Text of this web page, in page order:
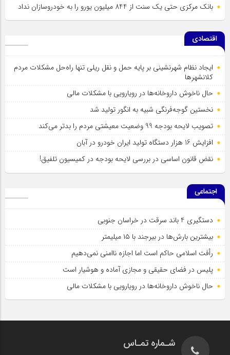
بانک مرکزی حتی یک سنت از 844 میلیون یورو را به خودروسازان نداد
اقتصادی
ایجاد نظام شهرنشینی بر پایه حمل و نقل ریلی تنها راه‌حل مشکلات مردم
کلانشهرها
حال ناخوش داروخانه‌ها در رویارویی با مشکلات مالی
نخستین گوجه‌فرنگی شبیه به انگور تولید شد
تصویب لایحه بودجه 99 وضعیت معیشتی مردم را بدتر می‌کند
افزایش 16 هزار دستگاه تولید ایران خودرو در آبان
نقض قانون اساسی در بررسی لایحه بودجه در کمیسیون تلفیق!
اجتماعی
دستگیری 4 باند سرقت در خراسان جنوبی
بیشترین بارش‌ها در بیرجند با ۱۵ میلیمتر
رأفت اسلامی حاکم است اما اجازه ناامنی نمی‌دهیم
پلیس در فضای حقیقی و مجازی آماده و هوشیار است
حال ناخوش داروخانه‌ها در رویارویی با مشکلات مالی
شـماره تمـاس